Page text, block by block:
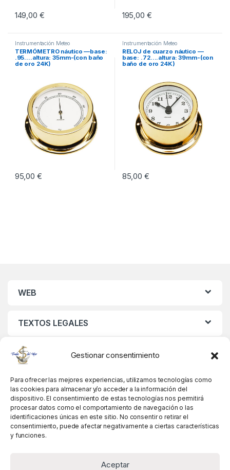
Gestionar consentimiento
Para ofrecer las mejores experiencias, utilizamos tecnologías como
las cookies para almacenar y/o acceder a la información del
dispositivo. El consentimiento de estas tecnologías nos permitirá
procesar datos como el comportamiento de navegación o las
identificaciones únicas en este sitio. No consentir o retirar el
consentimiento, puede afectar negativamente a ciertas características
y funciones.
Aceptar
149,00 € 195,00 €
Instrumentación Meteo
TERMÓMETRO náutico —base:
.95….altura: 35mm-(con baño
de oro 24K)
95,00 €
Instrumentación Meteo
RELOJ de cuarzo náutico —
base: .72….altura: 39mm-(con
baño de oro 24K)
85,00 €
WEB
TEXTOS LEGALES
MIS DATOS